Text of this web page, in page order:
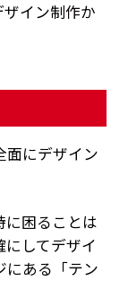
イン制作か
面にデザイン
に困ることは
してデザイ
にある「テン